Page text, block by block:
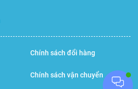
Chính sách đổi hàng
Chính sách vận chuyển